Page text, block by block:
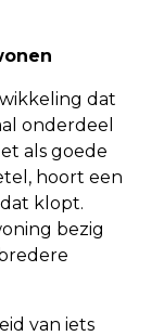
dat
onderdeel
als goede
hoort een
klopt.
bezig
van iets